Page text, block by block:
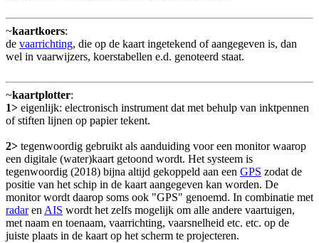
~kaartkoers:
de vaarrichting, die op de kaart ingetekend of aangegeven is, dan
wel in vaarwijzers, koerstabellen e.d. genoteerd staat.
~kaartplotter:
1> eigenlijk: electronisch instrument dat met behulp van inktpennen
of stiften lijnen op papier tekent.
2> tegenwoordig gebruikt als aanduiding voor een monitor waarop
een digitale (water)kaart getoond wordt. Het systeem is
tegenwoordig (2018) bijna altijd gekoppeld aan een GPS zodat de
positie van het schip in de kaart aangegeven kan worden. De
monitor wordt daarop soms ook "GPS" genoemd. In combinatie met
radaren AIS wordt het zelfs mogelijk om alle andere vaartuigen,
met naam en toenaam, vaarrichting, vaarsnelheid etc. etc. op de
juiste plaats in de kaart op het scherm te projecteren.